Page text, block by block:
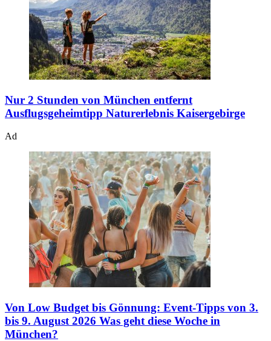
Nur 2 Stunden von München entfernt
Ausflugsgeheimtipp Naturerlebnis Kaisergebirge
Ad
Von Low Budget bis Gönnung: Event-Tipps von 3.
bis 9. August 2026 Was geht diese Woche in
München?